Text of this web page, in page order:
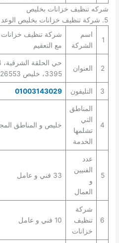
شركه تنظيف خزانات بخليص
5. شركة تنظيف خزانات بخليص الوعد الذهبى غسيل خزانات مع التعقيم
1
اسم
الشركة
شركة تنظيف خزانات
مع التعقيم
2 العنوان
3395، خليص 26553، المملكة العربية السعودية
3 التليفون 01003143029
4
المناطق
التي
تشلمها
الخدمة
خليص و المناطق
5
عدد
الفنيين
و
العمال
33 فني و عامل
6
شركة
تنظيف
خزانات
10 فني و عامل